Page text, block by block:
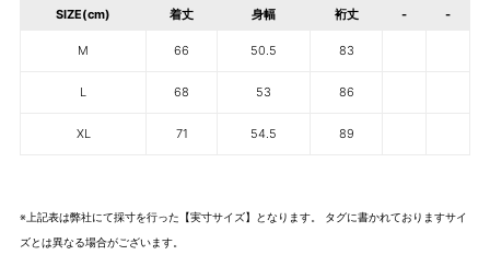
SIZE(cm) 着丈 身幅 裄丈 - -
M 66 50.5 83
L 68 53 86
XL 71 54.5 89
※上記表は弊社にて採寸を行った【実寸サイズ】となります。 タグに書かれておりますサイ
ズとは異なる場合がございます。